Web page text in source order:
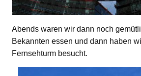
Abends waren wir dann noch
Bekannten essen und dann haben
Fernsehturm besucht.